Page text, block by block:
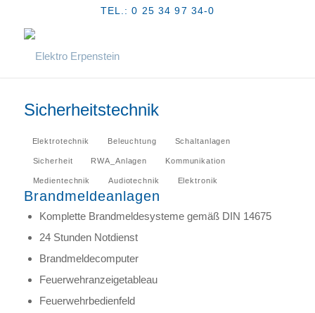
TEL.: 0 25 34 97 34-0
Sicherheitstechnik
Elektrotechnik Beleuchtung Schaltanlagen
Sicherheit RWA_Anlagen Kommunikation
Medientechnik Audiotechnik Elektronik
Brandmeldeanlagen
Komplette Brandmeldesysteme gemäß DIN 14675
24 Stunden Notdienst
Brandmeldecomputer
Feuerwehranzeigetableau
Feuerwehrbedienfeld